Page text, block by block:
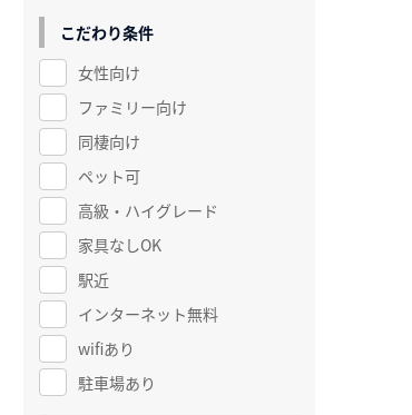
こだわり条件
女性向け
ファミリー向け
同棲向け
ペット可
高級・ハイグレード
家具なしOK
駅近
インターネット無料
wifiあり
駐車場あり